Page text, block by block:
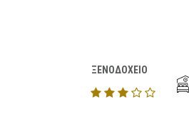
ΞΕΝΟΔΟΧΕΙΟ